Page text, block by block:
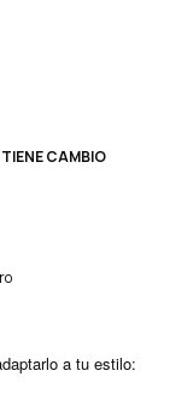
CAMBIO
a tu estilo: